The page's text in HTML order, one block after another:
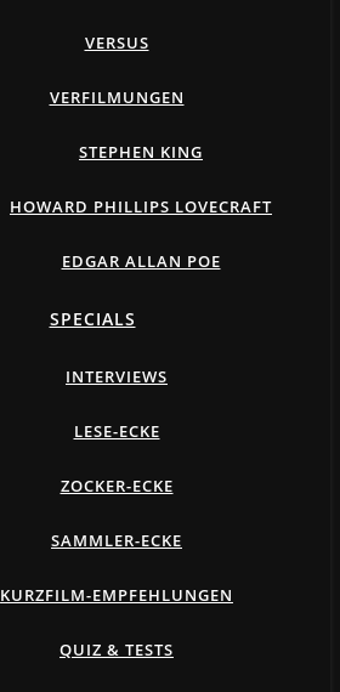
VERSUS
VERFILMUNGEN
STEPHEN KING
HOWARD PHILLIPS LOVECRAFT
EDGAR ALLAN POE
SPECIALS
INTERVIEWS
LESE-ECKE
ZOCKER-ECKE
SAMMLER-ECKE
KURZFILM-EMPFEHLUNGEN
QUIZ & TESTS